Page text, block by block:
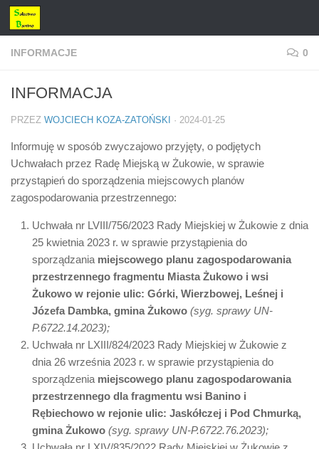
Przejdź do treści
INFORMACJE 0
INFORMACJA
PRZEZ WOJCIECH KOZA-ZATOŃSKI · 2024-01-25
Informuję w sposób zwyczajowo przyjęty, o podjętych
Uchwałach przez Radę Miejską w Żukowie, w sprawie
przystąpień do sporządzenia miejscowych planów
zagospodarowania przestrzennego:
Uchwała nr LVIII/756/2023 Rady Miejskiej w Żukowie z dnia
25 kwietnia 2023 r. w sprawie przystąpienia do
sporządzania miejscowego planu zagospodarowania
przestrzennego fragmentu Miasta Żukowo i wsi
Żukowo w rejonie ulic: Górki, Wierzbowej, Leśnej i
Józefa Dambka, gmina Żukowo (syg. sprawy UN-
P.6722.14.2023);
Uchwała nr LXIII/824/2023 Rady Miejskiej w Żukowie z
dnia 26 września 2023 r. w sprawie przystąpienia do
sporządzenia miejscowego planu zagospodarowania
przestrzennego dla fragmentu wsi Banino i
Rębiechowo w rejonie ulic: Jaskółczej i Pod Chmurką,
gmina Żukowo (syg. sprawy UN-P.6722.76.2023);